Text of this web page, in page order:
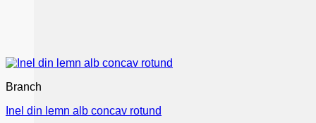
Branch
Inel din lemn alb concav rotund